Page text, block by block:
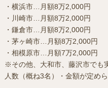
・横浜市…月額8万2,000円
・川崎市…月額8万2,000円
・鎌倉市…月額8万2,000円
・茅ヶ崎市…月額8万2,000円
・相模原市…月額7万2,000円
※その他、大和市、藤沢市でも
人数（概ね3名）・金額が定め